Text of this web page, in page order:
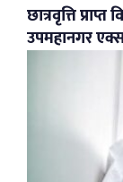
छात्रवृत्ति
उपमहानगर